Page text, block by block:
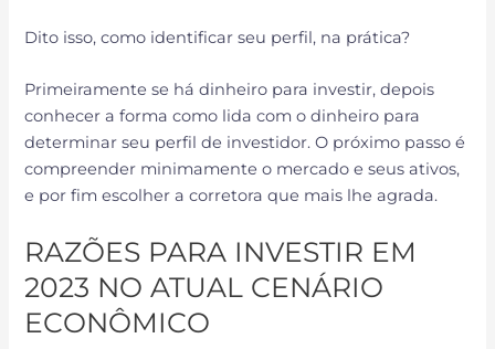
Dito isso, como identificar seu perfil, na prática?
Primeiramente se há dinheiro para investir, depois
conhecer a forma como lida com o dinheiro para
determinar seu perfil de investidor. O próximo passo é
compreender minimamente o mercado e seus ativos,
e por fim escolher a corretora que mais lhe agrada.
RAZÕES PARA INVESTIR EM
2023 NO ATUAL CENÁRIO
ECONÔMICO